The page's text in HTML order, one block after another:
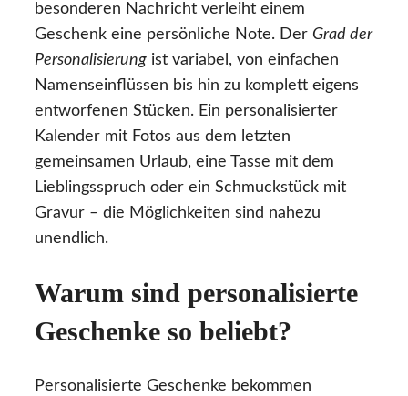
besonderen Nachricht verleiht einem
Geschenk eine persönliche Note. Der Grad der
Personalisierung ist variabel, von einfachen
Namenseinflüssen bis hin zu komplett eigens
entworfenen Stücken. Ein personalisierter
Kalender mit Fotos aus dem letzten
gemeinsamen Urlaub, eine Tasse mit dem
Lieblingsspruch oder ein Schmuckstück mit
Gravur – die Möglichkeiten sind nahezu
unendlich.
Warum sind personalisierte
Geschenke so beliebt?
Personalisierte Geschenke bekommen